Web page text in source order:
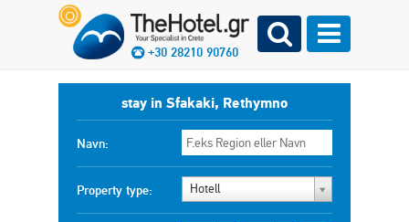
+30 28210 90760
stay in Sfakaki, Rethymno
Navn:
Property type: Hotell